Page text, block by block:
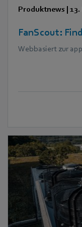
Produktnews | 13.
FanScout:
Webbasiert zur